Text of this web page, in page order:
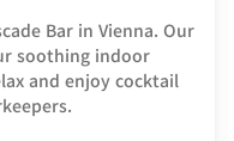
Bar in Vienna. Our
soothing indoor
and enjoy cocktail